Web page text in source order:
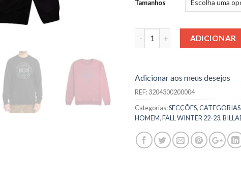
Tamanhos
Quantidade ADICIONAR
Adicionar aos meus desejos
REF:3204300200004
Categorias:SECÇÕES,CATEGORIAS,
HOMEM,FALL WINTER 22-23,